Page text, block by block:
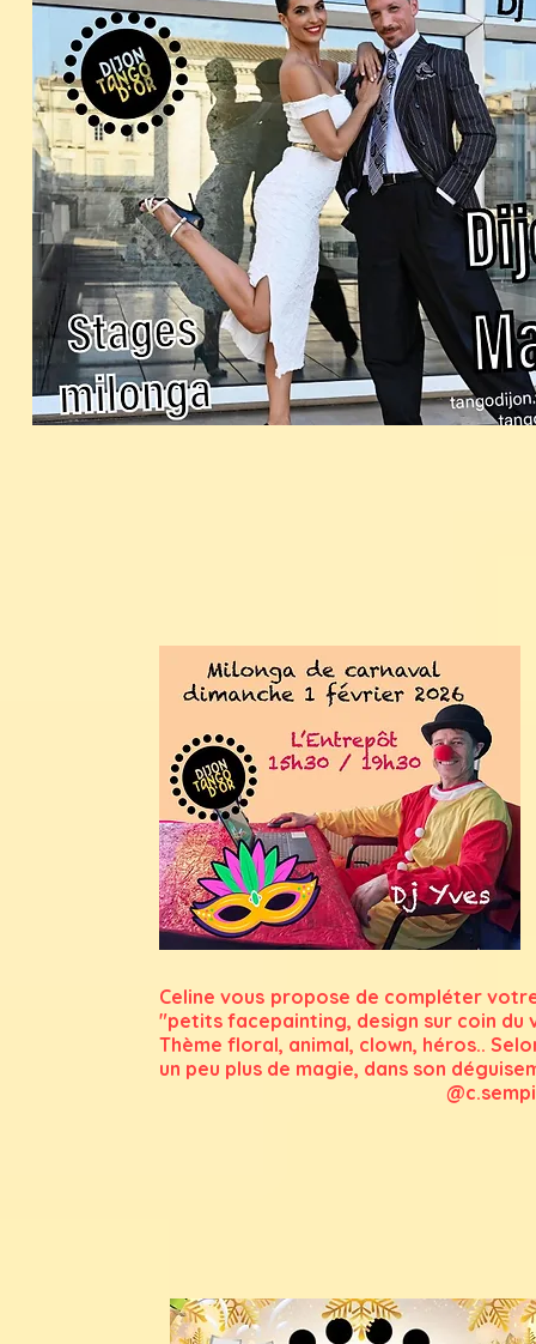
Celine vous propose de compléter
"petits facepainting, design sur coin du
Thème floral, animal, clown, héros..
un peu plus de magie, dans son